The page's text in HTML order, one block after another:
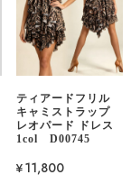
ティアードフリル
キャミストラップ
レオパード ドレス
1col D00745
¥11,800